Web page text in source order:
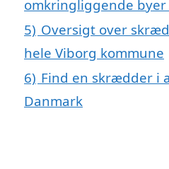
omkringliggende
5) Oversigt over
hele Viborg kommune
6) Find en skrædder i
Danmark